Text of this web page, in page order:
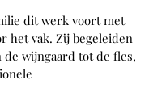
dit werk voort met
het vak. Zij begeleiden
de wijngaard tot de fles,